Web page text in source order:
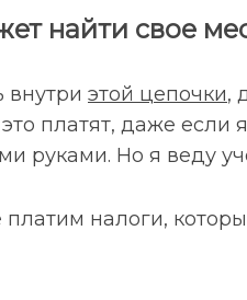
найти свое
внутри этой цепочки,
платят, даже если
руками. Но я веду
налоги,